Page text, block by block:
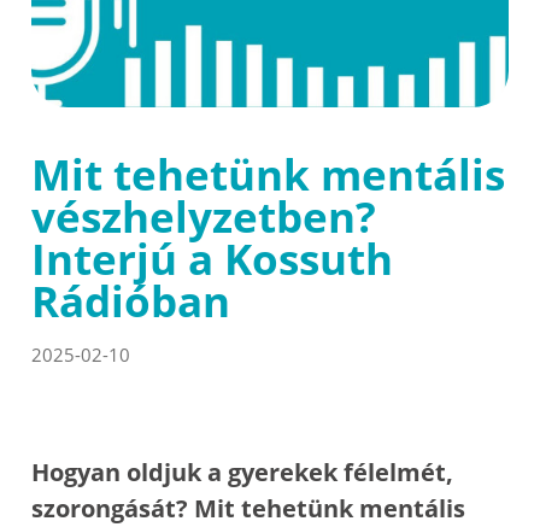
Mit tehetünk mentális
vészhelyzetben?
Interjú a Kossuth
Rádióban
2025-02-10
Hogyan oldjuk a gyerekek félelmét,
szorongását? Mit tehetünk mentális